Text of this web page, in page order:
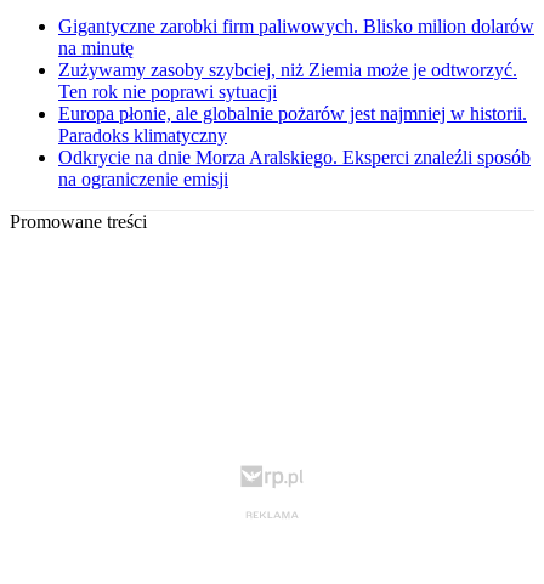
Gigantyczne zarobki firm paliwowych. Blisko milion dolarów
na minutę
Zużywamy zasoby szybciej, niż Ziemia może je odtworzyć.
Ten rok nie poprawi sytuacji
Europa płonie, ale globalnie pożarów jest najmniej w historii.
Paradoks klimatyczny
Odkrycie na dnie Morza Aralskiego. Eksperci znaleźli sposób
na ograniczenie emisji
Promowane treści